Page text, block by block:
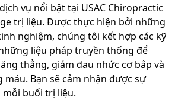
vụ nổi bật tại USAC Chiropractic
trị liệu. Được thực hiện bởi những
nghiệm, chúng tôi kết hợp các kỹ
liệu pháp truyền thống để
thẳng, giảm đau nhức cơ bắp và
Bạn sẽ cảm nhận được sự
buổi trị liệu.